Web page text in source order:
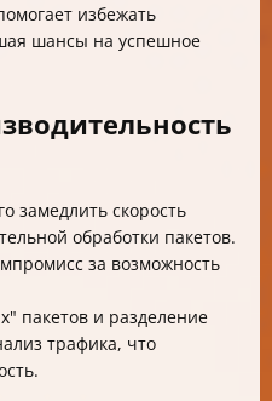
избежать
шансы на успешное
замедлить скорость
обработки пакетов.
за возможность
пакетов и разделение
трафика, что